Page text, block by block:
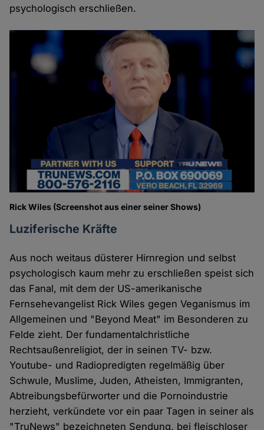
psychologisch erschließen.
Rick Wiles (Screenshot aus einer seiner Shows)
Luziferische Kräfte
Aus noch weitaus düsterer Hirnregion und selbst
psychologisch kaum mehr zu erschließen speist sich
das Fanal, mit dem der US-amerikanische
Fernsehevangelist Rick Wiles gegen Veganismus im
Allgemeinen und "Beyond Meat" im Besonderen zu
Felde zieht. Der fundamentalchristliche
Rechtsaußenreligiot, der in seinen TV- bzw.
Youtube- und Radiopredigten regelmäßig über
Schwule, Muslime, Juden, Atheisten, Immigranten,
Abtreibungsbefürworter und die Pornoindustrie
herzieht, verkündete vor ein paar Tagen in seiner als
"TruNews" bezeichneten Sendung, bei fleischloser